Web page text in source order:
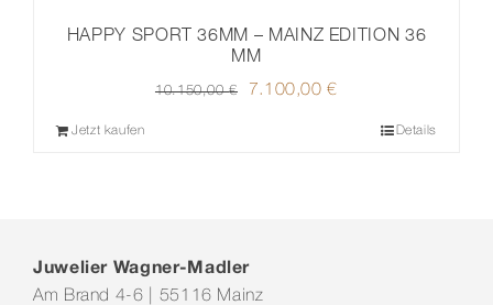
HAPPY SPORT 36MM – MAINZ EDITION 36
MM
10.150,00€
Ursprünglicher
7.100,00€
Jetzt kaufen Details
Juwelier Wagner-Madler
Am Brand 4-6 | 55116 Mainz